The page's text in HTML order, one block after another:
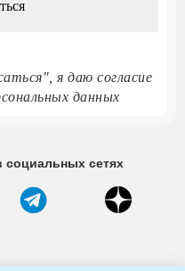
я даю согласие
данных
социальных сетях